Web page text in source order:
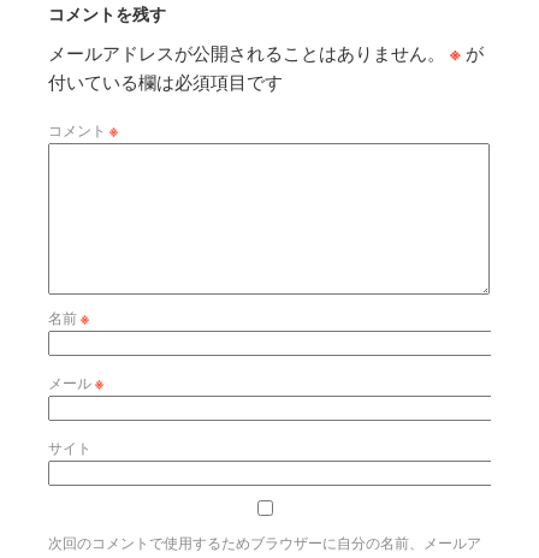
コメントを残す
メールアドレスが公開されることはありません。 ※ が
付いている欄は必須項目です
コメント ※
名前※
メール※
サイト
次回のコメントで使用するためブラウザーに自分の名前、メールア